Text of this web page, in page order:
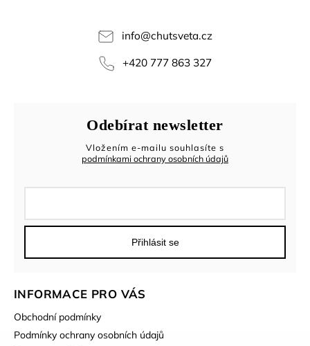
info@chutsveta.cz
+420 777 863 327
INFORMACE PRO VÁS
Obchodní podmínky
Podmínky ochrany osobních údajů
Odebírat newsletter
Vložením e-mailu souhlasíte s
podmínkami ochrany osobních údajů
Přihlásit se